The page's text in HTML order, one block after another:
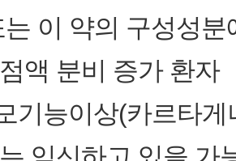
는 이 약의 구성성
액 분비 증가 환자
기능이상(카르타